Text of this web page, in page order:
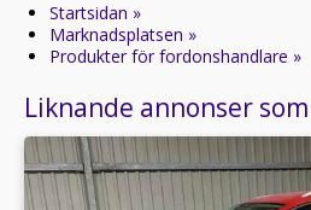
Startsidan »
Marknadsplatsen »
Produkter för fordonshandlare »
Liknande annonser